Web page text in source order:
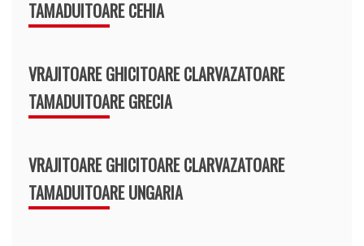
TAMADUITOARE CEHIA
VRAJITOARE GHICITOARE CLARVAZATOARE
TAMADUITOARE GRECIA
VRAJITOARE GHICITOARE CLARVAZATOARE
TAMADUITOARE UNGARIA